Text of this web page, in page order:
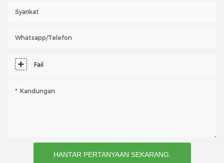
Syarikat
Whatsapp/telefon
Fail
Kandungan
HANTAR PERTANYAAN SEKARANG.